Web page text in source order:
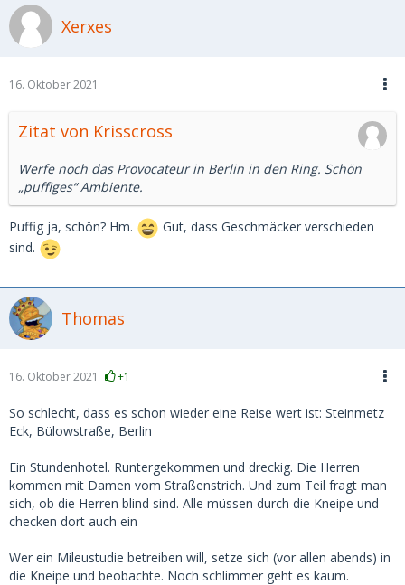
Xerxes
16. Oktober 2021
Zitat von Krisscross
Werfe noch das Provocateur in Berlin in den Ring. Schön
„puffiges“ Ambiente.
Puffig ja, schön? Hm.
Gut, dass Geschmäcker verschieden
sind.
Thomas
16. Oktober 2021 +1
So schlecht, dass es schon wieder eine Reise wert ist: Steinmetz
Eck, Bülowstraße, Berlin
Ein Stundenhotel. Runtergekommen und dreckig. Die Herren
kommen mit Damen vom Straßenstrich. Und zum Teil fragt man
sich, ob die Herren blind sind. Alle müssen durch die Kneipe und
checken dort auch ein
Wer ein Mileustudie betreiben will, setze sich (vor allen abends) in
die Kneipe und beobachte. Noch schlimmer geht es kaum.